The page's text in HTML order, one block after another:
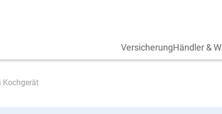
VersicherungHändler &
Kochgerät